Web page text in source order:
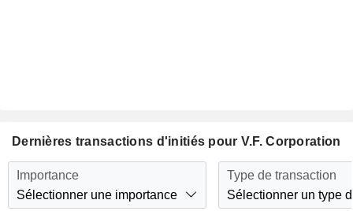
Dernières transactions d'initiés pour V.F. Corporation
Importance
Sélectionner une importance
Type de transaction
Sélectionner un type